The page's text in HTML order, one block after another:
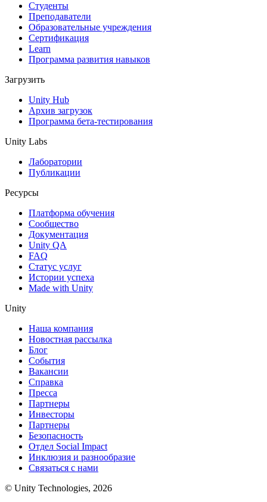
Студенты
Преподаватели
Образовательные учреждения
Сертификация
Learn
Программа развития навыков
Загрузить
Unity Hub
Архив загрузок
Программа бета-тестирования
Unity Labs
Лаборатории
Публикации
Ресурсы
Платформа обучения
Сообщество
Документация
Unity QA
FAQ
Статус услуг
Истории успеха
Made with Unity
Unity
Наша компания
Новостная рассылка
Блог
События
Вакансии
Справка
Пресса
Партнеры
Инвесторы
Партнеры
Безопасность
Отдел Social Impact
Инклюзия и разнообразие
Связаться с нами
© Unity Technologies, 2026